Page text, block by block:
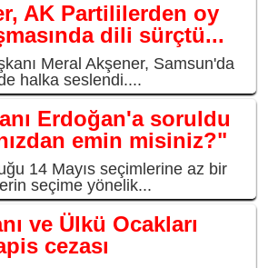
AK Partililerden oy
dili sürçtü...
Meral Akşener, Samsun'da
halka seslendi....
Erdoğan'a soruldu
emin misiniz?"
14 Mayıs seçimlerine az bir
seçime yönelik...
ve Ülkü Ocakları
cezası